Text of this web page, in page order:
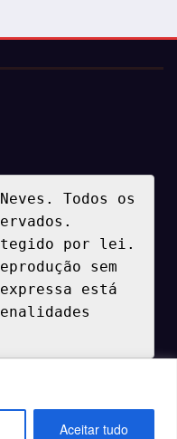
Aceitar tudo
Todos os
por lei.
sem
está